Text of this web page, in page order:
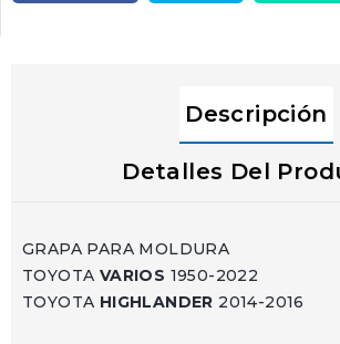
Descripción
Detalles Del
GRAPA PARA MOLDURA
TOYOTA VARIOS 1950-2022
TOYOTA HIGHLANDER 2014-2016